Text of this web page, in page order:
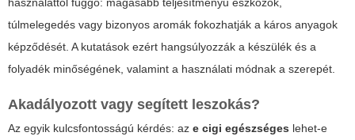
használattól függő: magasabb teljesítményű eszközök,
túlmelegedés vagy bizonyos aromák fokozhatják a káros anyagok
képződését. A kutatások ezért hangsúlyozzák a készülék és a
folyadék minőségének, valamint a használati módnak a szerepét.
Akadályozott vagy segített leszokás?
Az egyik kulcsfontosságú kérdés: az e cigi egészséges lehet-e